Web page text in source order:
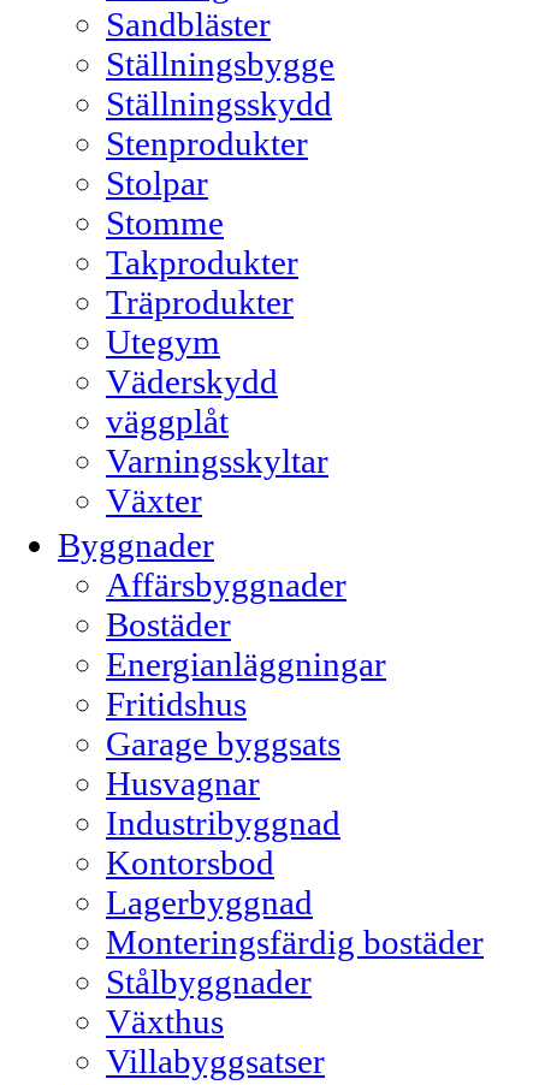
Sandbläster
Ställningsbygge
Ställningsskydd
Stenprodukter
Stolpar
Stomme
Takprodukter
Träprodukter
Utegym
Väderskydd
väggplåt
Varningsskyltar
Växter
Byggnader
Affärsbyggnader
Bostäder
Energianläggningar
Fritidshus
Garage byggsats
Husvagnar
Industribyggnad
Kontorsbod
Lagerbyggnad
Monteringsfärdig bostäder
Stålbyggnader
Växthus
Villabyggsatser